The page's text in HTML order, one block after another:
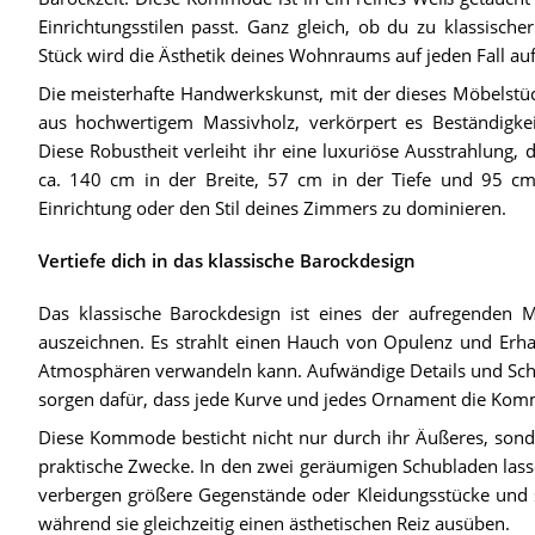
Einrichtungsstilen passt. Ganz gleich, ob du zu
Stück wird die Ästhetik deines Wohnraums auf jeden Fall
Die meisterhafte Handwerkskunst, mit der dieses
aus hochwertigem Massivholz, verkörpert es
Diese Robustheit verleiht ihr eine luxuriöse
ca. 140 cm in der Breite, 57 cm in der Tiefe und 95
Einrichtung oder den Stil deines Zimmers zu dominieren.
Vertiefe dich in das klassische Barockdesign
Das klassische Barockdesign ist eines der
auszeichnen. Es strahlt einen Hauch von Opulenz und
Atmosphären verwandeln kann. Aufwändige Details und
sorgen dafür, dass jede Kurve und jedes Ornament die
Diese Kommode besticht nicht nur durch ihr Äußeres,
praktische Zwecke. In den zwei geräumigen Schubladen
verbergen größere Gegenstände oder Kleidungsstücke
während sie gleichzeitig einen ästhetischen Reiz ausüben.